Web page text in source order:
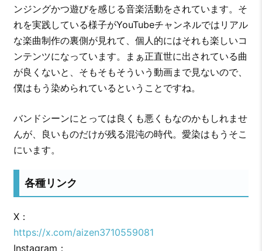
ンジングかつ遊びを感じる音楽活動をされています。そ
れを実践している様子がYouTubeチャンネルではリアル
な楽曲制作の裏側が見れて、個人的にはそれも楽しいコ
ンテンツになっています。まぁ正直世に出されている曲
が良くないと、そもそもそういう動画まで見ないので、
僕はもう染められているということですね。
バンドシーンにとっては良くも悪くもなのかもしれませ
んが、良いものだけが残る混沌の時代。愛染はもうそこ
にいます。
各種リンク
X：
https://x.com/aizen3710559081
Instagram：